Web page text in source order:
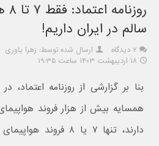
سالم در ایران داریم!
۲ دیدگاه
ارسال شده توسط: زهرا یاوری
۱۸ اردیبهشت ۱۴۰۳ ساعت ۱۹:۳۵
بنا بر گزارشی از روزنامه
همسایه بیش از هزار فروند
دارند، تنها ۷ یا ۸